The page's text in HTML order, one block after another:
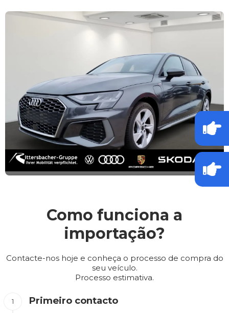
Como funciona a
importação?
Contacte-nos hoje e conheça o processo de compra do
seu veículo.
Processo estimativa.
Primeiro contacto